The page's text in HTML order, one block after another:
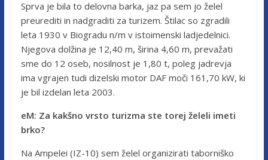
Sprva je bila to delovna barka, jaz pa sem jo želel
preurediti in nadgraditi za turizem. Štilac so zgradili
leta 1930 v Biogradu n/m v istoimenski ladjedelnici.
Njegova dolžina je 12,40 m, širina 4,60 m, prevažati
sme do 12 oseb, nosilnost je 1,80 t, poleg jadrevja
ima vgrajen tudi dizelski motor DAF moči 161,70 kW, ki
je bil izdelan leta 2003.
eM: Za kakšno vrsto turizma ste torej želeli imeti
brko?
Na Ampelei (IZ-10) sem želel organizirati taborniško